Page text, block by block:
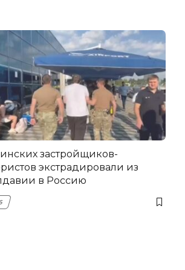
застройщиков-
экстрадировали из
в Россию